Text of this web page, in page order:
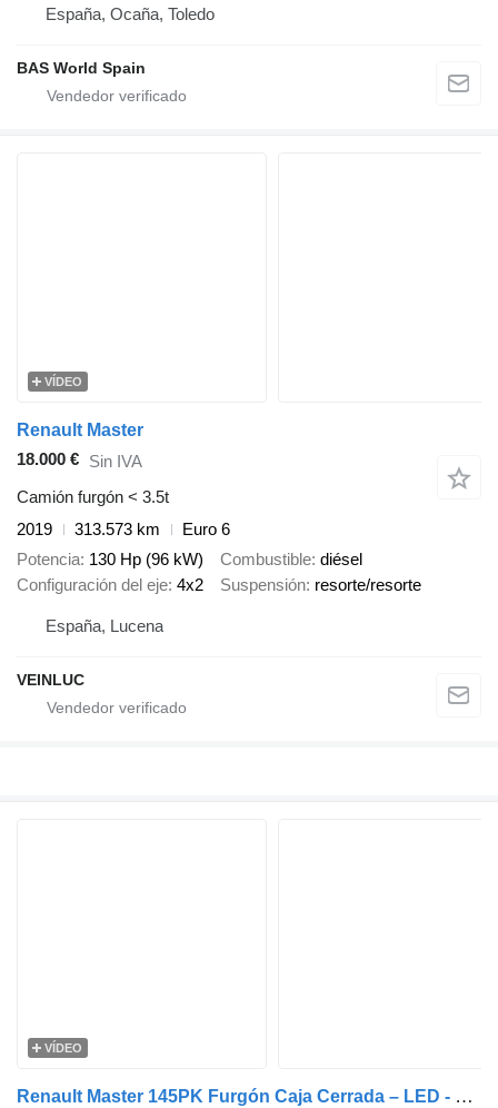
España, Ocaña, Toledo
BAS World Spain
VÍDEO
Renault Master
18.000 € Sin IVA
Camión furgón < 3.5t
2019
313.573 km
Euro 6
Potencia 130 Hp (96 kW) Combustible diésel
Configuración del eje 4x2 Suspensión resorte/resorte
España, Lucena
VEINLUC
VÍDEO
Renault Master 145PK Furgón Caja Cerrada – LED - Navegación – Aire Acond